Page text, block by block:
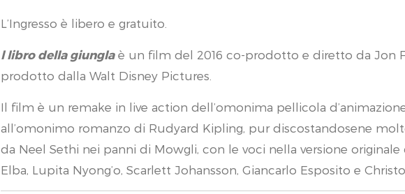
L’Ingresso è libero e gratuito.
l libro della giunglaè un film del 2016 co-prodotto e diretto da Jon
prodotto dalla Walt Disney Pictures.
Il film è un remake in live action dell’omonima pellicola
all’omonimo romanzo di Rudyard Kipling, pur discostandosene
da Neel Sethi nei panni di Mowgli, con le voci nella versione originale
Elba, Lupita Nyong’o, Scarlett Johansson, Giancarlo Esposito e